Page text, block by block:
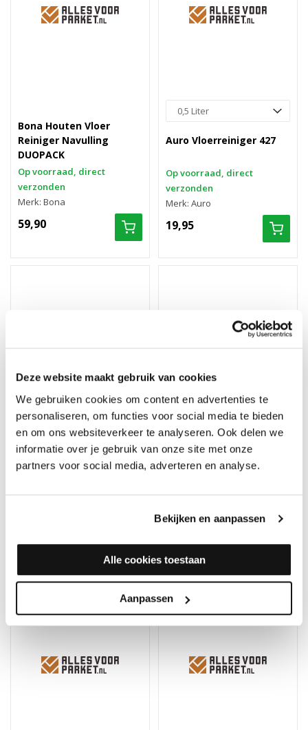
Deze website maakt gebruik van cookies
We gebruiken cookies om content en advertenties te
personaliseren, om functies voor social media te bieden
en om ons websiteverkeer te analyseren. Ook delen we
informatie over je gebruik van onze site met onze
partners voor social media, adverteren en analyse.
Bekijken en aanpassen
Alle cookies toestaan
Aanpassen
Bona Houten Vloer
Reiniger Navulling
DUOPACK
Op voorraad, direct
verzonden
Merk: Bona
59,90
Auro Vloerreiniger 427
Op voorraad, direct
verzonden
Merk: Auro
19,95
Solidfloor Wood Floor
Cleaner - Parketreiniger
vinyl en lak zeep
Merk: Woca